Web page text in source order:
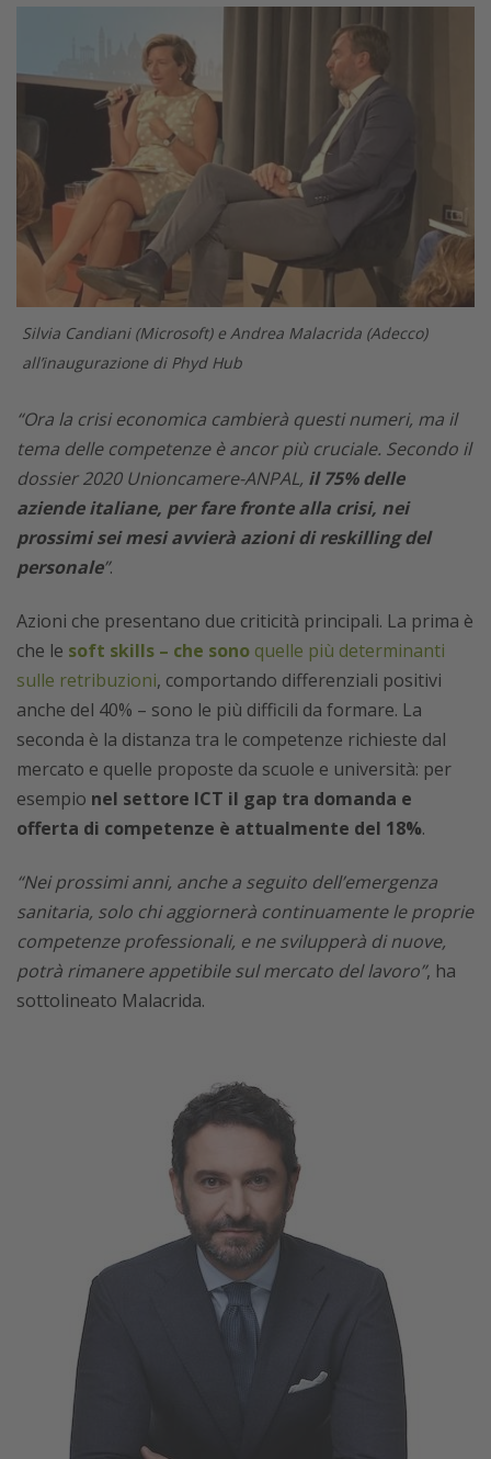
Silvia Candiani (Microsoft) e Andrea Malacrida (Adecco)
all’inaugurazione di Phyd Hub
“Ora la crisi economica cambierà questi numeri, ma il
tema delle competenze è ancor più cruciale. Secondo il
dossier 2020 Unioncamere-ANPAL, il 75% delle
aziende italiane, per fare fronte alla crisi, nei
prossimi sei mesi avvierà azioni di reskilling del
personale”.
Azioni che presentano due criticità principali. La prima è
che le soft skills – che sono quelle più determinanti
sulle retribuzioni, comportando differenziali positivi
anche del 40% – sono le più difficili da formare. La
seconda è la distanza tra le competenze richieste dal
mercato e quelle proposte da scuole e università: per
esempio nel settore ICT il gap tra domanda e
offerta di competenze è attualmente del 18%.
“Nei prossimi anni, anche a seguito dell’emergenza
sanitaria, solo chi aggiornerà continuamente le proprie
competenze professionali, e ne svilupperà di nuove,
potrà rimanere appetibile sul mercato del lavoro”, ha
sottolineato Malacrida.